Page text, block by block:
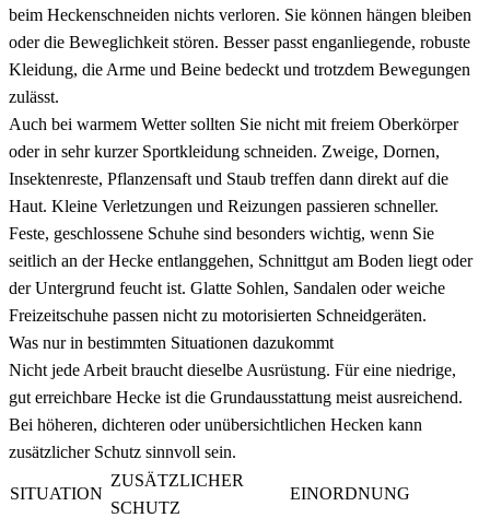
beim Heckenschneiden nichts verloren. Sie können hängen bleiben
oder die Beweglichkeit stören. Besser passt enganliegende, robuste
Kleidung, die Arme und Beine bedeckt und trotzdem Bewegungen
zulässt.
Auch bei warmem Wetter sollten Sie nicht mit freiem Oberkörper
oder in sehr kurzer Sportkleidung schneiden. Zweige, Dornen,
Insektenreste, Pflanzensaft und Staub treffen dann direkt auf die
Haut. Kleine Verletzungen und Reizungen passieren schneller.
Feste, geschlossene Schuhe sind besonders wichtig, wenn Sie
seitlich an der Hecke entlanggehen, Schnittgut am Boden liegt oder
der Untergrund feucht ist. Glatte Sohlen, Sandalen oder weiche
Freizeitschuhe passen nicht zu motorisierten Schneidgeräten.
Was nur in bestimmten Situationen dazukommt
Nicht jede Arbeit braucht dieselbe Ausrüstung. Für eine niedrige,
gut erreichbare Hecke ist die Grundausstattung meist ausreichend.
Bei höheren, dichteren oder unübersichtlichen Hecken kann
zusätzlicher Schutz sinnvoll sein.
SITUATION
ZUSÄTZLICHER
SCHUTZ
EINORDNUNG